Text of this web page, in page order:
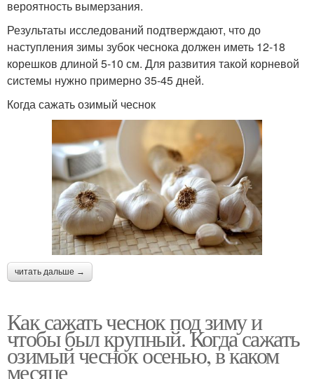
вероятность вымерзания.
Результаты исследований подтверждают, что до
наступления зимы зубок чеснока должен иметь 12-18
корешков длиной 5-10 см. Для развития такой корневой
системы нужно примерно 35-45 дней.
Когда сажать озимый чеснок
читать дальше →
Как сажать чеснок под зиму и
чтобы был крупный. Когда сажать
озимый чеснок осенью, в каком
месяце